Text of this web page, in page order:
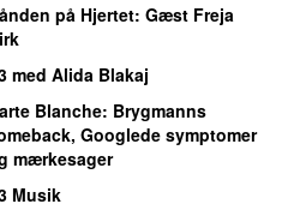
på Hjertet: Gæst Freja
med Alida Blakaj
Blanche: Brygmanns
Googlede symptomer
mærkesager
Musik